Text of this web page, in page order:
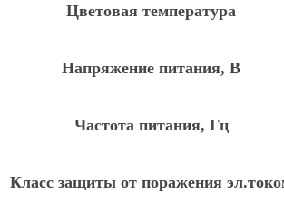
Цветовая температура
Напряжение питания, В
Частота питания, Гц
Класс защиты от поражения